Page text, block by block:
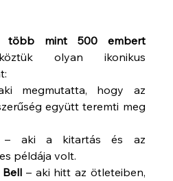
több mint 500 embert
olyan ikonikus
megmutatta, hogy az
együtt teremti meg
aki a kitartás és az
példája volt.
Bell – aki hitt az ötleteiben,